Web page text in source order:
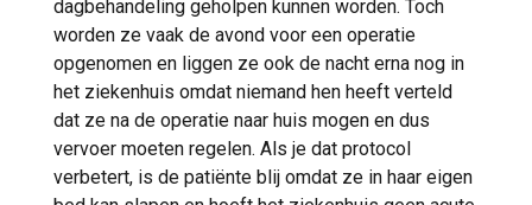
dagbehandeling geholpen kunnen worden. Toch
worden ze vaak de avond voor een operatie
opgenomen en liggen ze ook de nacht erna nog in
het ziekenhuis omdat niemand hen heeft verteld
dat ze na de operatie naar huis mogen en dus
vervoer moeten regelen. Als je dat protocol
verbetert, is de patiënte blij omdat ze in haar eigen